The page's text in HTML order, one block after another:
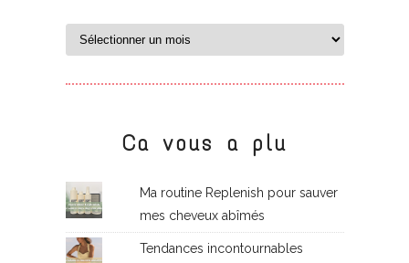
Ca vous a plu
Ma routine Replenish pour sauver
mes cheveux abîmés
Tendances incontournables